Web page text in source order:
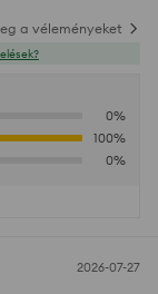
a véleményeket
0%
100%
0%
2026-07-27